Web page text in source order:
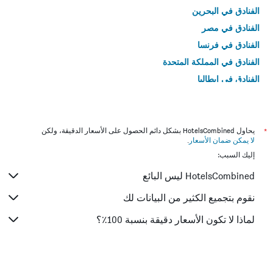
الفنادق في البحرين
الفنادق في مصر
الفنادق في فرنسا
الفنادق في المملكة المتحدة
الفنادق في إيطاليا
*
يحاول HotelsCombined بشكل دائم الحصول على الأسعار الدقيقة، ولكن
لا يمكن ضمان الأسعار .
إليك السبب:
HotelsCombined ليس البائع
نقوم بتجميع الكثير من البيانات لك
لماذا لا تكون الأسعار دقيقة بنسبة 100٪؟